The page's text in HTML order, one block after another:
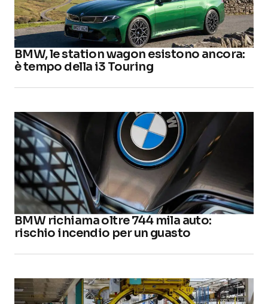
BMW, le station wagon esistono ancora:
è tempo della i3 Touring
BMW richiama oltre 744 mila auto:
rischio incendio per un guasto